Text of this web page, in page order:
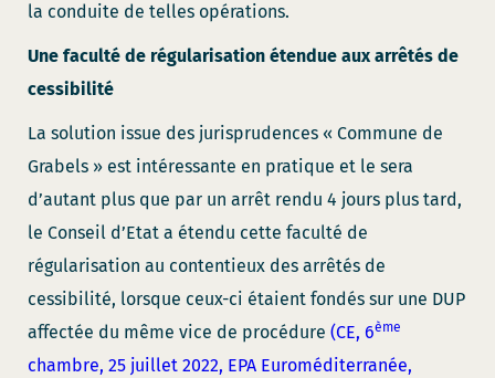
la conduite de telles opérations.
Une faculté de régularisation étendue aux arrêtés de
cessibilité
La solution issue des jurisprudences « Commune de
Grabels » est intéressante en pratique et le sera
d’autant plus que par un arrêt rendu 4 jours plus tard,
le Conseil d’Etat a étendu cette faculté de
régularisation au contentieux des arrêtés de
cessibilité, lorsque ceux-ci étaient fondés sur une DUP
affectée du même vice de procédure (CE, 6ème
chambre, 25 juillet 2022, EPA Euroméditerranée,